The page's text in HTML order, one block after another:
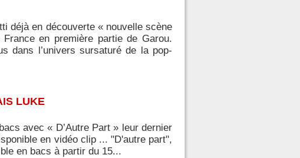
déjà en découverte « nouvelle scène
en première partie de Garou.
dans l’univers sursaturé de la pop-
LUKE
avec « D’Autre Part » leur dernier
en vidéo clip ... "D'autre part",
en bacs à partir du 15...